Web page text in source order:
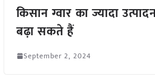
किसान ग्वार का ज्यादा
बढ़ा सकते हैं
September 2, 2024